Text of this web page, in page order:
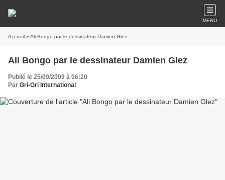
MENU
Accueil » Ali Bongo par le dessinateur Damien Glez
Ali Bongo par le dessinateur Damien Glez
Publié le 25/09/2009 à 06:20
Par Gri-Gri International